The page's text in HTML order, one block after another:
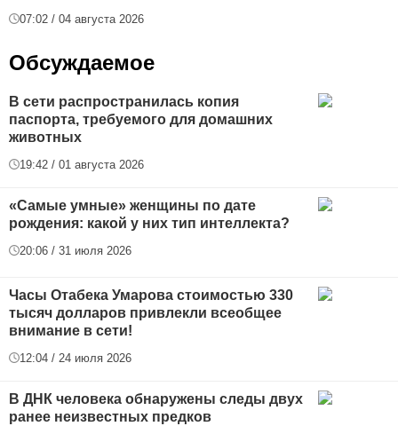
07:02 / 04 августа 2026
Обсуждаемое
В сети распространилась копия
паспорта, требуемого для домашних
животных
19:42 / 01 августа 2026
«Самые умные» женщины по дате
рождения: какой у них тип интеллекта?
20:06 / 31 июля 2026
Часы Отабека Умарова стоимостью 330
тысяч долларов привлекли всеобщее
внимание в сети!
12:04 / 24 июля 2026
В ДНК человека обнаружены следы двух
ранее неизвестных предков